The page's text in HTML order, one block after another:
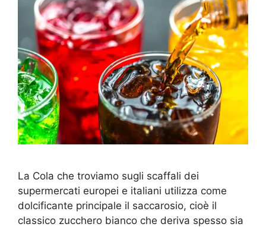
La Cola che troviamo sugli scaffali dei
supermercati europei e italiani utilizza come
dolcificante principale il saccarosio, cioè il
classico zucchero bianco che deriva spesso sia